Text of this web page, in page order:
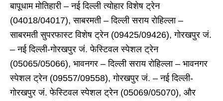
बापूधाम मोतिहारी – नई दिल्ली त्योहार विशेष ट्रेन
(04018/04017), साबरमती – दिल्ली सराय रोहिल्ला –
साबरमती सुपरफास्ट विशेष ट्रेन (09425/09426), गोरखपुर जं.
– नई दिल्ली-गोरखपुर जं. फेस्टिवल स्पेशल ट्रेन
(05065/05066), भावनगर – दिल्ली सराय रोहिल्ला – भावनगर
स्पेशल ट्रेन (09557/09558), गोरखपुर जं. – नई दिल्ली-
गोरखपुर जं. फेस्टिवल स्पेशल ट्रेन (05069/05070), और